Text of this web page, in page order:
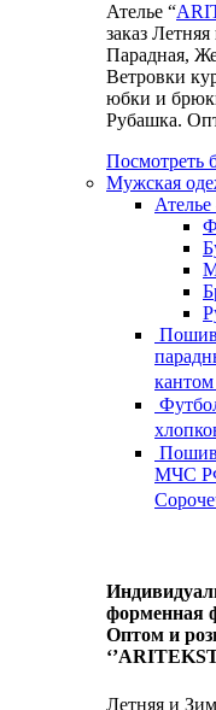
Ателье “
заказ
Парадная,
Ветровки
юбки и
Рубашка.
Посмотреть
Мужская
Пошив
МЧС
форменная
Оптом и
Летняя и